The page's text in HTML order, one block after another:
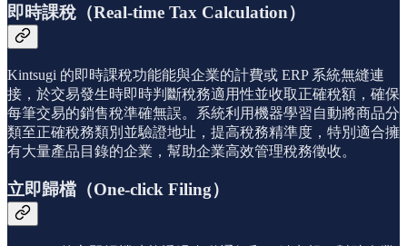
即時課稅（Real-time Tax Calculation）
Kintsugi 的即時課稅功能能與企業的計費或 ERP 系統無縫連
接，於交易發生時即時判斷稅務適用性並收取正確稅額，確保
每筆交易的銷售稅準確無誤。系統利用機器學習自動將商品分
類至正確稅務類別並驗證地址，提高稅務精準度，特別適合擁
有大量產品目錄的企業，幫助企業高效管理稅務徵收。
立即歸檔（One-click Filing）